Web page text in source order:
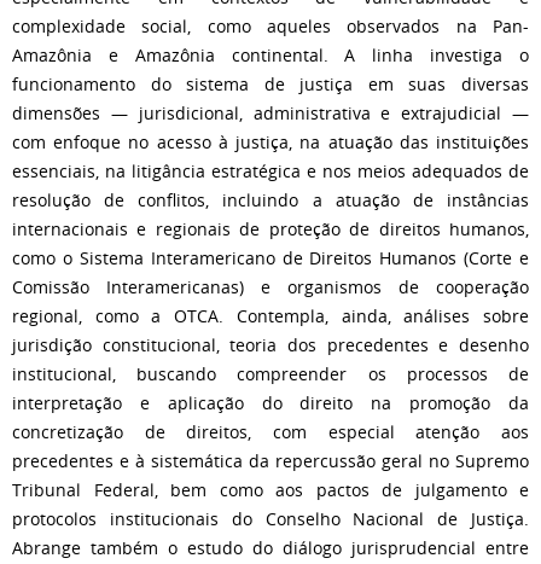
complexidade social, como aqueles observados na Pan-
Amazônia e Amazônia continental. A linha investiga o
funcionamento do sistema de justiça em suas diversas
dimensões — jurisdicional, administrativa e extrajudicial —
com enfoque no acesso à justiça, na atuação das instituições
essenciais, na litigância estratégica e nos meios adequados de
resolução de conflitos, incluindo a atuação de instâncias
internacionais e regionais de proteção de direitos humanos,
como o Sistema Interamericano de Direitos Humanos (Corte e
Comissão Interamericanas) e organismos de cooperação
regional, como a OTCA. Contempla, ainda, análises sobre
jurisdição constitucional, teoria dos precedentes e desenho
institucional, buscando compreender os processos de
interpretação e aplicação do direito na promoção da
concretização de direitos, com especial atenção aos
precedentes e à sistemática da repercussão geral no Supremo
Tribunal Federal, bem como aos pactos de julgamento e
protocolos institucionais do Conselho Nacional de Justiça.
Abrange também o estudo do diálogo jurisprudencial entre